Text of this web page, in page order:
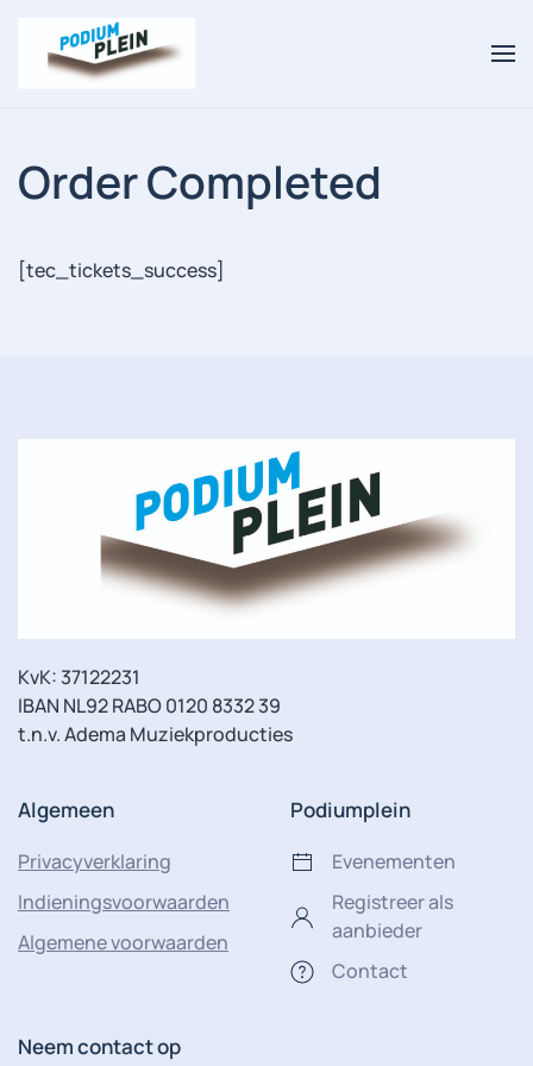
Overslaan en naar de inhoud gaan
Order Completed
[tec_tickets_success]
KvK: 37122231
IBAN NL92 RABO 0120 8332 39
t.n.v. Adema Muziekproducties
Algemeen
Privacyverklaring
Indieningsvoorwaarden
Algemene voorwaarden
Podiumplein
Evenementen
Registreer als
aanbieder
Contact
Neem contact op